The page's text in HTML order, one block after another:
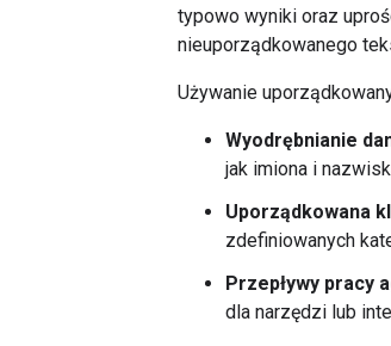
typowo wyniki oraz
nieuporządkowanego
Używanie
Wyodrębnianie
jak imiona i
Uporządkowana
zdefiniowanych
Przepływy pracy
dla narzędzi lub